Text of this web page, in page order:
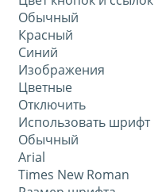
Обычный
Красный
Синий
Изображения
Цветные
Отключить
Использовать шрифт
Обычный
Arial
Times New Roman